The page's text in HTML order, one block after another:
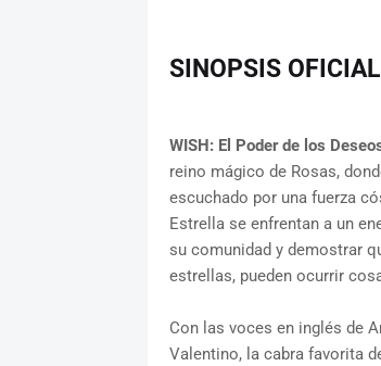
SINOPSIS OFICIAL
WISH: El Poder de los
reino mágico de Rosas,
escuchado por una fuerza
Estrella se enfrentan a un
su comunidad y demostrar
estrellas, pueden ocurrir
Con las voces en inglés de
Valentino, la cabra favorita